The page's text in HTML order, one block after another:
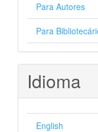
Para Autores
Para
Idioma
English